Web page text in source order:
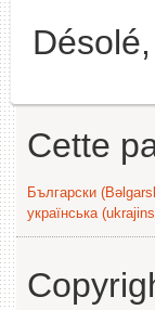
Cette
Български
українська